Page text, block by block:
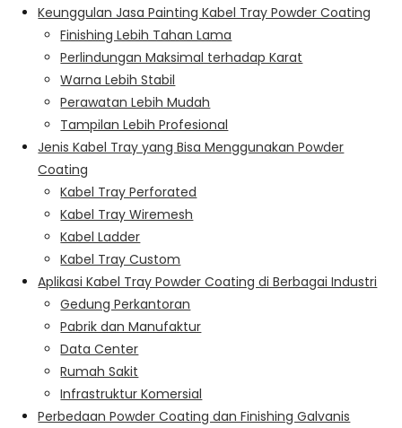
Keunggulan Jasa Painting Kabel Tray Powder Coating
Finishing Lebih Tahan Lama
Perlindungan Maksimal terhadap Karat
Warna Lebih Stabil
Perawatan Lebih Mudah
Tampilan Lebih Profesional
Jenis Kabel Tray yang Bisa Menggunakan Powder
Coating
Kabel Tray Perforated
Kabel Tray Wiremesh
Kabel Ladder
Kabel Tray Custom
Aplikasi Kabel Tray Powder Coating di Berbagai Industri
Gedung Perkantoran
Pabrik dan Manufaktur
Data Center
Rumah Sakit
Infrastruktur Komersial
Perbedaan Powder Coating dan Finishing Galvanis